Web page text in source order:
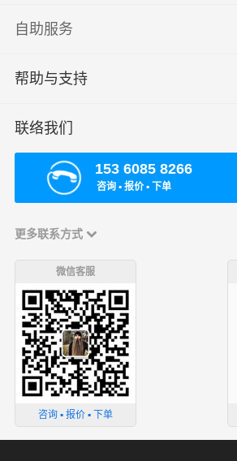
自助服务
帮助与支持
联络我们
153 6085 8266
咨询 ▪ 报价 ▪ 下单
更多联系方式
微信客服
咨询 ▪ 报价 ▪ 下单